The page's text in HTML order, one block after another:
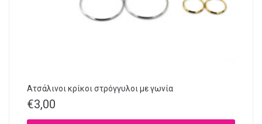
Ατσάλινοι κρίκοι στρόγγυλοι με γωνία
€3,00